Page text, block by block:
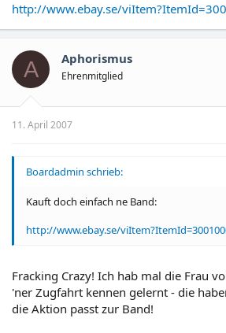
http://www.ebay.se/
A Aphorismus
Ehrenmitglied
11. April 2007
Boardadmin schrieb:
Kauft doch einfach ne Band:
http://www.ebay.se/
Fracking Crazy! Ich hab mal die Frau
'ner Zugfahrt kennen gelernt - die
die Aktion passt zur Band!